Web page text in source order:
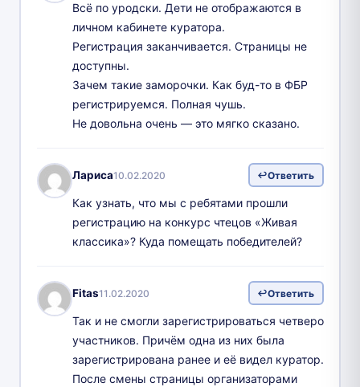
Всё по уродски. Дети не отображаются в
личном кабинете куратора.
Регистрация заканчивается. Страницы не
доступны.
Зачем такие заморочки. Как буд-то в ФБР
регистрируемся. Полная чушь.
Не довольна очень — это мягко сказано.
Лариса10.02.2020 Ответить
Как узнать, что мы с ребятами прошли
регистрацию на конкурс чтецов «Живая
классика»? Куда помещать победителей?
Fitas11.02.2020 Ответить
Так и не смогли зарегистрироваться четверо
участников. Причём одна из них была
зарегистрирована ранее и её видел куратор.
После смены страницы организаторами